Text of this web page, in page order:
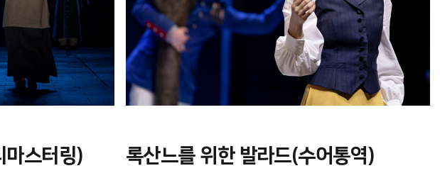
마스터링) 록산느를 위한 발라드(수어통역)